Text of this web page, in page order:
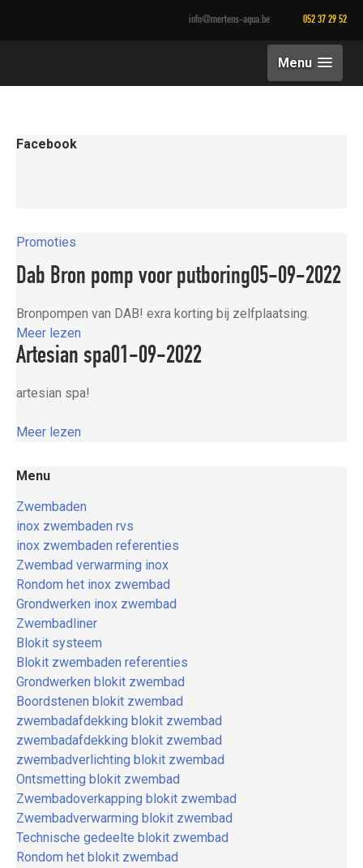
info@mertens-aqua.be 052 37 29 52
Menu
Facebook
Promoties
Dab Bron pomp voor putboring05-09-2022
Bronpompen van DAB! exra korting bij zelfplaatsing.
Meer lezen
Artesian spa01-09-2022
artesian spa!
Meer lezen
Menu
Zwembaden
inox zwembaden rvs
inox zwembaden referenties
Zwembad verwarming inox
Rondom het inox zwembad
Grondwerken inox zwembad
Zwembadliner
Blokit systeem
Blokit zwembaden referenties
Grondwerken blokit zwembad
Boordstenen blokit zwembad
zwembadafdekking blokit zwembad
zwembadafdekking blokit zwembad
zwembadverlichting blokit zwembad
Ontsmetting blokit zwembad
Zwembadoverkapping blokit zwembad
Zwembadverwarming blokit zwembad
Technische gedeelte blokit zwembad
Rondom het blokit zwembad